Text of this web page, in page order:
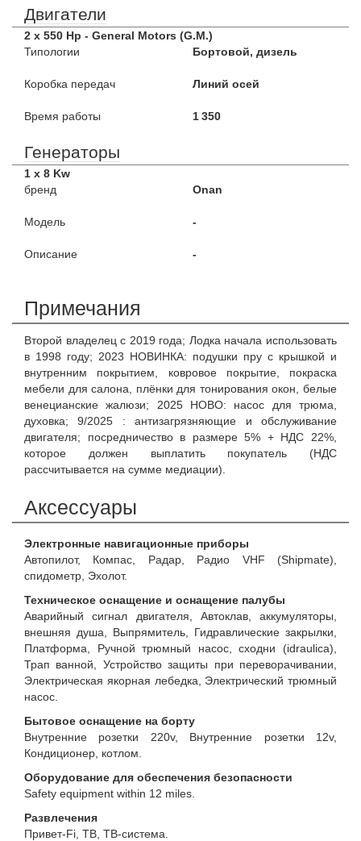
Двигатели
2 x 550 Hp - General Motors (G.M.)
Типологии
Бортовой, дизель
Коробка передач Линий осей
Время работы 1 350
Генераторы
1 x 8 Kw
бренд
Onan
Модель -
Описание -
Примечания
Второй владелец с 2019 года; Лодка начала использовать
в 1998 году; 2023 НОВИНКА: подушки пру с крышкой и
внутренним покрытием, ковровое покрытие, покраска
мебели для салона, плёнки для тонирования окон, белые
венецианские жалюзи; 2025 НОВО: насос для трюма,
духовка; 9/2025 : антизагрязняющие и обслуживание
двигателя; посредничество в размере 5% + НДС 22%,
которое должен выплатить покупатель (НДС
рассчитывается на сумме медиации).
Аксессуары
Электронные навигационные приборы
Автопилот, Компас, Радар, Радио VHF (Shipmate),
спидометр, Эхолот.
Техническое оснащение и оснащение палубы
Аварийный сигнал двигателя, Автоклав, аккумуляторы,
внешняя душа, Выпрямитель, Гидравлические закрылки,
Платформа, Ручной трюмный насос, сходни (idraulica),
Трап ванной, Устройство защиты при переворачивании,
Электрическая якорная лебедка, Электрический трюмный
насос.
Бытовое оснащение на борту
Внутренние розетки 220v, Внутренние розетки 12v,
Кондиционер, котлом.
Оборудование для обеспечения безопасности
Safety equipment within 12 miles.
Развлечения
Привет-Fi, ТВ, ТВ-система.